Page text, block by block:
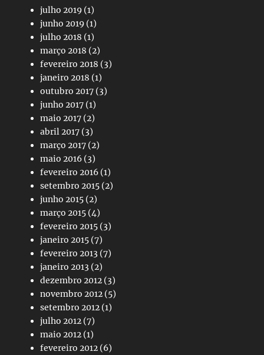
julho 2019 (1)
junho 2019 (1)
julho 2018 (1)
março 2018 (2)
fevereiro 2018 (3)
janeiro 2018 (1)
outubro 2017 (3)
junho 2017 (1)
maio 2017 (2)
abril 2017 (3)
março 2017 (2)
maio 2016 (3)
fevereiro 2016 (1)
setembro 2015 (2)
junho 2015 (2)
março 2015 (4)
fevereiro 2015 (3)
janeiro 2015 (7)
fevereiro 2013 (7)
janeiro 2013 (2)
dezembro 2012 (3)
novembro 2012 (5)
setembro 2012 (1)
julho 2012 (7)
maio 2012 (1)
fevereiro 2012 (6)